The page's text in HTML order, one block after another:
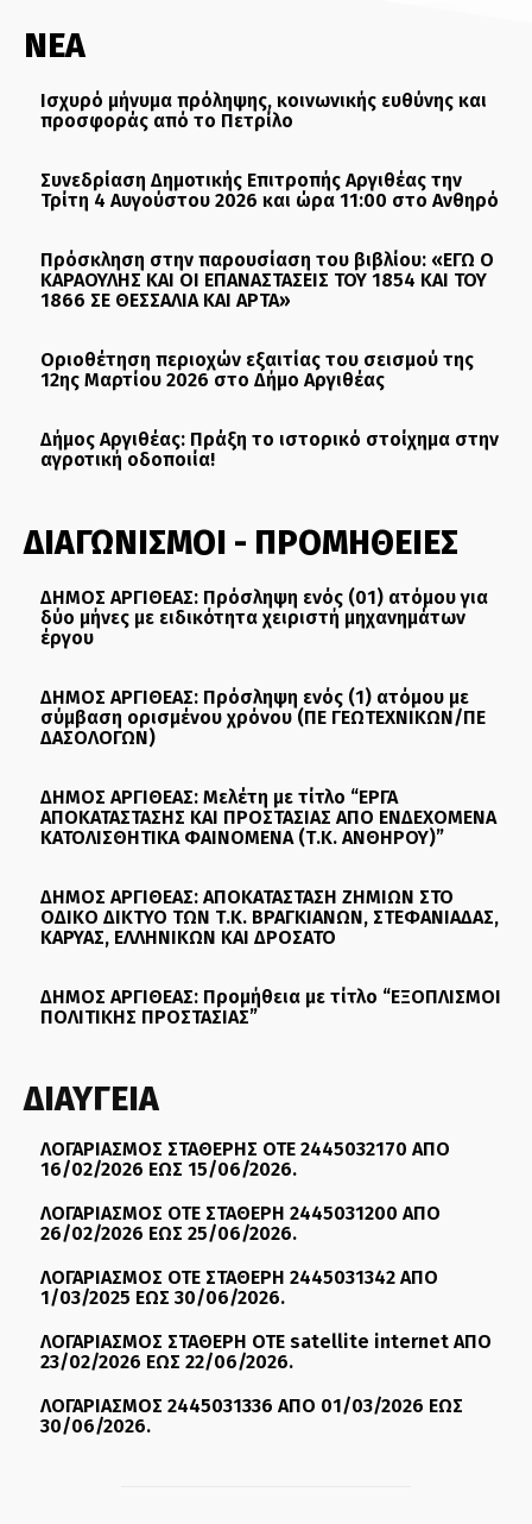
ΝΕΑ
Ισχυρό μήνυμα πρόληψης, κοινωνικής ευθύνης και
προσφοράς από το Πετρίλο
Συνεδρίαση Δημοτικής Επιτροπής Αργιθέας την
Τρίτη 4 Αυγούστου 2026 και ώρα 11:00 στο Ανθηρό
Πρόσκληση στην παρουσίαση του βιβλίου: «ΕΓΩ Ο
ΚΑΡΑΟΥΛΗΣ ΚΑΙ ΟΙ ΕΠΑΝΑΣΤΑΣΕΙΣ ΤΟΥ 1854 ΚΑΙ ΤΟΥ
1866 ΣΕ ΘΕΣΣΑΛΙΑ ΚΑΙ ΑΡΤΑ»
Οριοθέτηση περιοχών εξαιτίας του σεισμού της
12ης Μαρτίου 2026 στο Δήμο Αργιθέας
Δήμος Αργιθέας: Πράξη το ιστορικό στοίχημα στην
αγροτική οδοποιία!
ΔΙΑΓΩΝΙΣΜΟΙ - ΠΡΟΜΗΘΕΙΕΣ
ΔΗΜΟΣ ΑΡΓΙΘΕΑΣ: Πρόσληψη ενός (01) ατόμου για
δύο μήνες με ειδικότητα χειριστή μηχανημάτων
έργου
ΔΗΜΟΣ ΑΡΓΙΘΕΑΣ: Πρόσληψη ενός (1) ατόμου με
σύμβαση ορισμένου χρόνου (ΠΕ ΓΕΩΤΕΧΝΙΚΩΝ/ΠΕ
ΔΑΣΟΛΟΓΩΝ)
ΔΗΜΟΣ ΑΡΓΙΘΕΑΣ: Μελέτη με τίτλο “ΕΡΓΑ
ΑΠΟΚΑΤΑΣΤΑΣΗΣ ΚΑΙ ΠΡΟΣΤΑΣΙΑΣ ΑΠΟ ΕΝΔΕΧΟΜΕΝΑ
ΚΑΤΟΛΙΣΘΗΤΙΚΑ ΦΑΙΝΟΜΕΝΑ (Τ.Κ. ΑΝΘΗΡΟΥ)”
ΔΗΜΟΣ ΑΡΓΙΘΕΑΣ: ΑΠΟΚΑΤΑΣΤΑΣΗ ΖΗΜΙΩΝ ΣΤΟ
ΟΔΙΚΟ ΔΙΚΤΥΟ ΤΩΝ Τ.Κ. ΒΡΑΓΚΙΑΝΩΝ, ΣΤΕΦΑΝΙΑΔΑΣ,
ΚΑΡΥΑΣ, ΕΛΛΗΝΙΚΩΝ ΚΑΙ ΔΡΟΣΑΤΟ
ΔΗΜΟΣ ΑΡΓΙΘΕΑΣ: Προμήθεια με τίτλο “ΕΞΟΠΛΙΣΜΟΙ
ΠΟΛΙΤΙΚΗΣ ΠΡΟΣΤΑΣΙΑΣ”
ΔΙΑΥΓΕΙΑ
ΛΟΓΑΡΙΑΣΜΟΣ ΣΤΑΘΕΡΗΣ ΟΤΕ 2445032170 ΑΠΟ
16/02/2026 ΕΩΣ 15/06/2026.
ΛΟΓΑΡΙΑΣΜΟΣ ΟΤΕ ΣΤΑΘΕΡΗ 2445031200 ΑΠΟ
26/02/2026 ΕΩΣ 25/06/2026.
ΛΟΓΑΡΙΑΣΜΟΣ ΟΤΕ ΣΤΑΘΕΡΗ 2445031342 ΑΠΟ
1/03/2025 ΕΩΣ 30/06/2026.
ΛΟΓΑΡΙΑΣΜΟΣ ΣΤΑΘΕΡΗ ΟΤΕ satellite internet ΑΠΟ
23/02/2026 ΕΩΣ 22/06/2026.
ΛΟΓΑΡΙΑΣΜΟΣ 2445031336 ΑΠΟ 01/03/2026 ΕΩΣ
30/06/2026.